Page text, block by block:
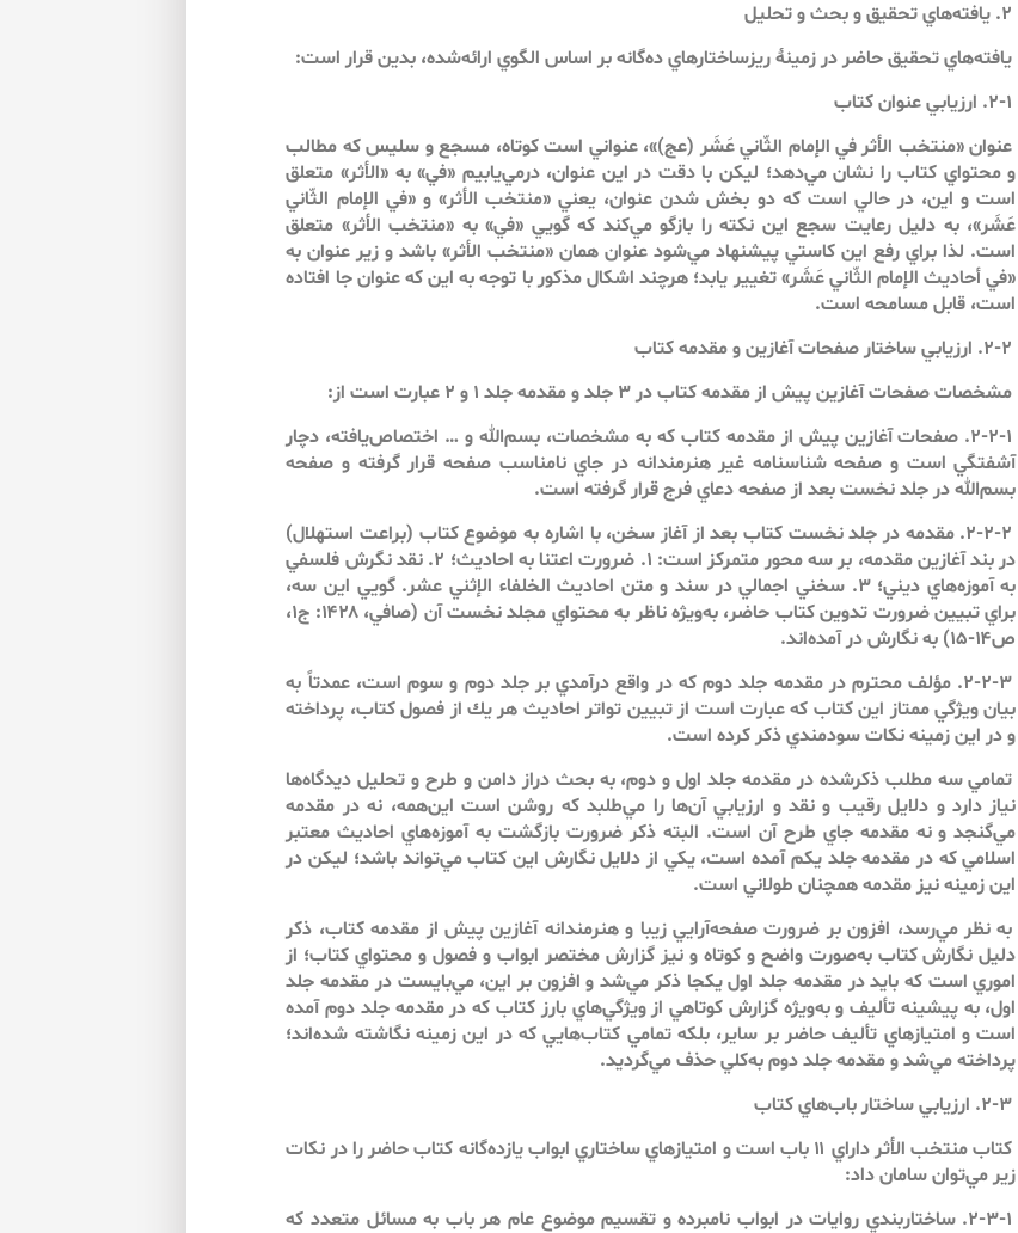
۲. يافته‌هاي تحقيق و بحث و تحليل
يافته‌هاي تحقيق حاضر در زمينۀ ريزساختارهاي ده‌گانه بر اساس الگوي ارائه‌شده، بدين قرار است:
۲-۱. ارزيابي عنوان كتاب
عنوان «منتخب الأثر في الإمام الثّاني عَشَر (عج)»، عنواني است كوتاه، مسجع و سليس كه مطالب
و محتواي كتاب را نشان مي‌دهد؛ ليكن با دقت در اين عنوان، درمي‌يابيم «في» به «الأثر» متعلق
است و اين، در حالي است كه دو بخش شدن عنوان، يعني «منتخب الأثر» و «في الإمام الثّاني
عَشَر»، به دليل رعايت سجع اين نكته را بازگو مي‌كند كه گويي «في» به «منتخب الأثر» متعلق
است. لذا براي رفع اين كاستي پيشنهاد مي‌شود عنوان همان «منتخب الأثر» باشد و زير عنوان به
«في أحاديث الإمام الثّاني عَشَر» تغيير يابد؛ هرچند اشكال مذكور با توجه به اين كه عنوان جا افتاده
است، قابل مسامحه است.
۲-۲. ارزيابي ساختار صفحات آغازين و مقدمه كتاب
مشخصات صفحات آغازين پيش از مقدمه كتاب در ۳ جلد و مقدمه جلد ۱ و ۲ عبارت است از:
۲-۲-۱. صفحات آغازين پيش از مقدمه كتاب كه به مشخصات، بسم‌الله و … اختصاص‌يافته، دچار
آشفتگي است و صفحه شناسنامه غير هنرمندانه در جاي نامناسب صفحه قرار گرفته و صفحه
بسم‌الله در جلد نخست بعد از صفحه دعاي فرج قرار گرفته است.
۲-۲-۲. مقدمه در جلد نخست كتاب بعد از آغاز سخن، با اشاره به موضوع كتاب (براعت استهلال)
در بند آغازين مقدمه، بر سه محور متمركز است: ۱. ضرورت اعتنا به احاديث؛ ۲. نقد نگرش فلسفي
به آموزه‌هاي ديني؛ ۳. سخني اجمالي در سند و متن احاديث الخلفاء الإثني عشر. گويي اين سه،
براي تبيين ضرورت تدوين كتاب حاضر، به‌ويژه ناظر به محتواي مجلد نخست آن (صافي، ۱۴۲۸: ج۱،
ص۱۴-۱۵) به نگارش در آمده‌اند.
۲-۲-۳. مؤلف محترم در مقدمه جلد دوم كه در واقع درآمدي بر جلد دوم و سوم است، عمدتاً به
بيان ويژگي ممتاز اين كتاب كه عبارت است از تبيين تواتر احاديث هر يك از فصول كتاب، پرداخته
و در اين زمينه نكات سودمندي ذكر كرده است.
تمامي سه مطلب ذكرشده در مقدمه جلد اول و دوم، به بحث دراز دامن و طرح و تحليل ديدگاه‌ها
نياز دارد و دلايل رقيب و نقد و ارزيابي آن‌ها را مي‌طلبد كه روشن است اين‌همه، نه در مقدمه
مي‌گنجد و نه مقدمه جاي طرح آن است. البته ذكر ضرورت بازگشت به آموزه‌هاي احاديث معتبر
اسلامي كه در مقدمه جلد يكم آمده است، يكي از دلايل نگارش اين كتاب مي‌تواند باشد؛ ليكن در
اين زمينه نيز مقدمه همچنان طولاني است.
به نظر مي‌‌رسد، افزون بر ضرورت صفحه‌آرايي زيبا و هنرمندانه آغازين پيش از مقدمه كتاب، ذكر
دليل نگارش كتاب به‌صورت واضح و كوتاه و نيز گزارش مختصر ابواب و فصول و محتواي كتاب؛ از
اموري است كه بايد در مقدمه جلد اول يكجا ذكر مي‌شد و افزون بر اين، مي‌بايست در مقدمه جلد
اول، به پيشينه تأليف و به‌ويژه گزارش كوتاهي از ويژگي‌هاي بارز كتاب كه در مقدمه جلد دوم آمده
است و امتيازهاي تأليف حاضر بر ساير، بلكه تمامي كتاب‌هايي كه در اين زمينه نگاشته شده‌اند؛
پرداخته مي‌شد و مقدمه جلد دوم به‌كلي حذف مي‌گرديد.
۲-۳. ارزيابي ساختار باب‌هاي كتاب
كتاب منتخب الأثر داراي ۱۱ باب است و امتيازهاي ساختاري ابواب يازده‌گانه كتاب حاضر را در نكات
زير مي‌توان سامان داد:
۲-۳-۱. ساختاربندي روايات در ابواب نامبرده و تقسيم موضوع عام هر باب به مسائل متعدد كه